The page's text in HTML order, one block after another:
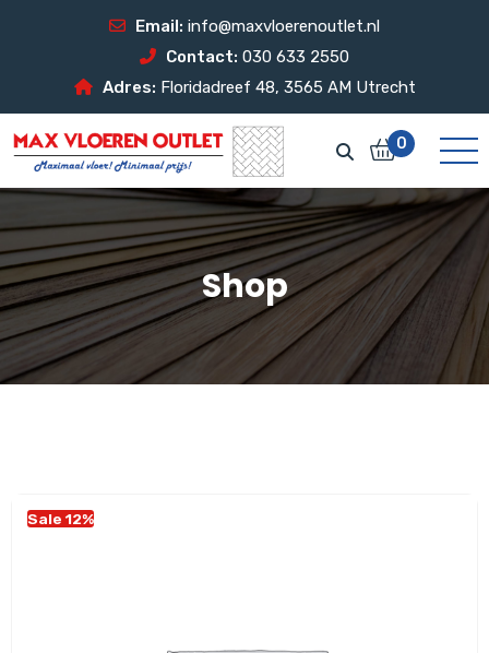
Email: info@maxvloerenoutlet.nl
Contact: 030 633 2550
Adres: Floridadreef 48, 3565 AM Utrecht
0
Shop
Sale 12%